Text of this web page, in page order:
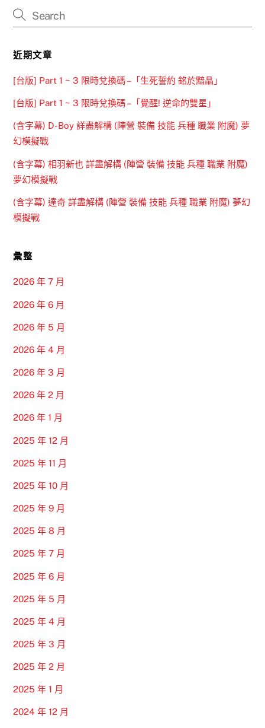
近期文章
[台版] Part 1 ~ 3 限時兌換碼 –「生死誓約 銘於黯晶」
[台版] Part 1 ~ 3 限時兌換碼 –「覺醒! 逆命的雙星」
(含字幕) D-Boy 詳盡解構 (陣營 裝備 技能 兵種 職業 附魔) 夢
幻模擬戰
(含字幕) 相羽新也 詳盡解構 (陣營 裝備 技能 兵種 職業 附魔)
夢幻模擬戰
(含字幕) 達奇 詳盡解構 (陣營 裝備 技能 兵種 職業 附魔) 夢幻
模擬戰
彙整
2026 年 7 月
2026 年 6 月
2026 年 5 月
2026 年 4 月
2026 年 3 月
2026 年 2 月
2026 年 1 月
2025 年 12 月
2025 年 11 月
2025 年 10 月
2025 年 9 月
2025 年 8 月
2025 年 7 月
2025 年 6 月
2025 年 5 月
2025 年 4 月
2025 年 3 月
2025 年 2 月
2025 年 1 月
2024 年 12 月